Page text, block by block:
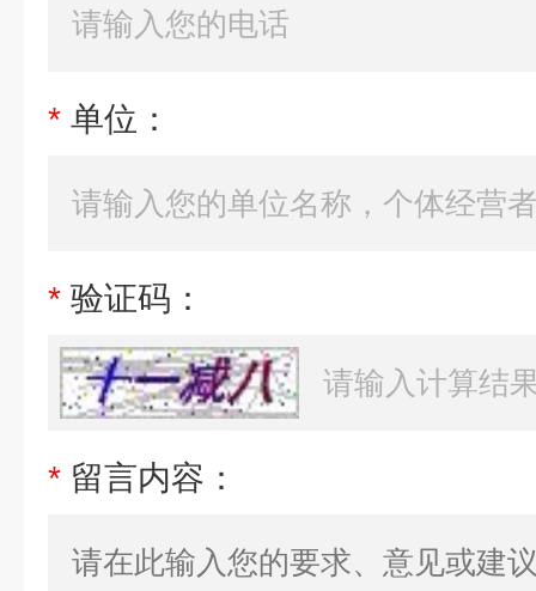
* 单位：
* 验证码：
* 留言内容：